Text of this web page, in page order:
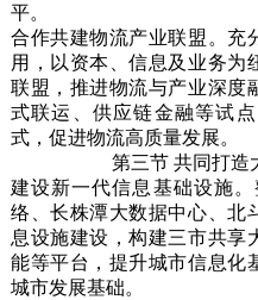
平。
合作共建物流产业联盟。充
用，以资本、信息及业务为
联盟，推进物流与产业深度
式联运、供应链金融等试
式，促进物流高质量发展。
第三节 共同打造
建设新一代信息基础设施
络、长株潭大数据中心、北
息设施建设，构建三市共享
能等平台，提升城市信息化
城市发展基础。